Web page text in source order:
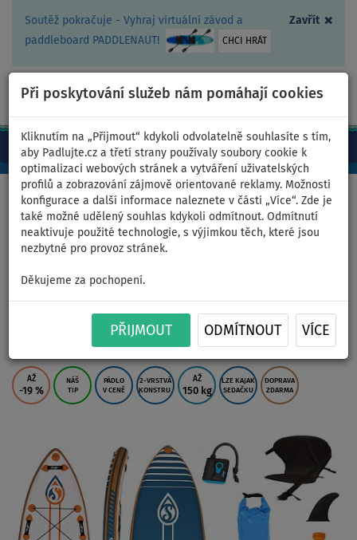
Zavřít ×
Soutěž pokračuje - Vyhraj virtuální závod a
paddleboard PADDLENAUT!
CHCI HRÁT
Při poskytování služeb nám pomáhají cookies
Kliknutím na „Přijmout“ kdykoli odvolatelně souhlasíte s tím,
aby Padlujte.cz a třetí strany používaly soubory cookie k
optimalizaci webových stránek a vytváření uživatelských
profilů a zobrazování zájmově orientované reklamy. Možnosti
konfigurace a další informace naleznete v části „Více“. Zde je
také možné udělený souhlas kdykoli odmítnout. Odmítnutí
neaktivuje použité technologie, s výjimkou těch, které jsou
nezbytné pro provoz stránek.
Děkujeme za pochopení.
PŘIJMOUT ODMÍTNOUT VÍCE
CZ/Kč +420 467 409 090 0ks
Domů >Nafukovací paddleboardy >Střední univerzální
Paddleboard SKIFFO SUN
CRUISE 11'2 - nafukovací -
varianta: super sada
AŽ
-19 %
NÁŠ
TIP
PÁDLO
V CENĚ
2-VRSTVÁ
KONSTRU.
AŽ
150 kg
LZE KAJAK
SEDAČKU
DOPRAVA
ZDARMA